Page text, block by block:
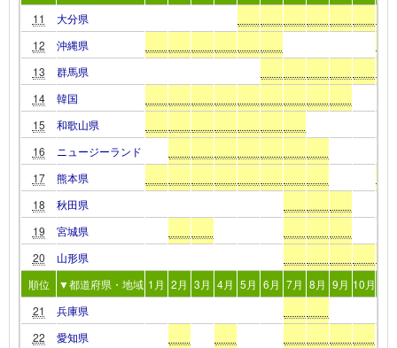
11
大分県
12
沖縄県
13
群馬県
14
韓国
15
和歌山県
16
ニュージーランド
17
熊本県
18
秋田県
19
宮城県
20
山形県
順位
▼都道府県・地域 1月 2月 3月 4月 5月 6月 7月 8月 9月 10月
21
兵庫県
22
愛知県